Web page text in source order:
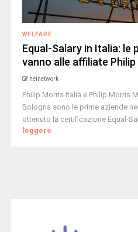
WELFARE
Equal-Salary in Italia:
vanno alle affiliate
heinetwork
Philip Morris Italia e Philip Morris
Bologna sono le prime aziende
ottenuto la certificazione Equal-
leggere